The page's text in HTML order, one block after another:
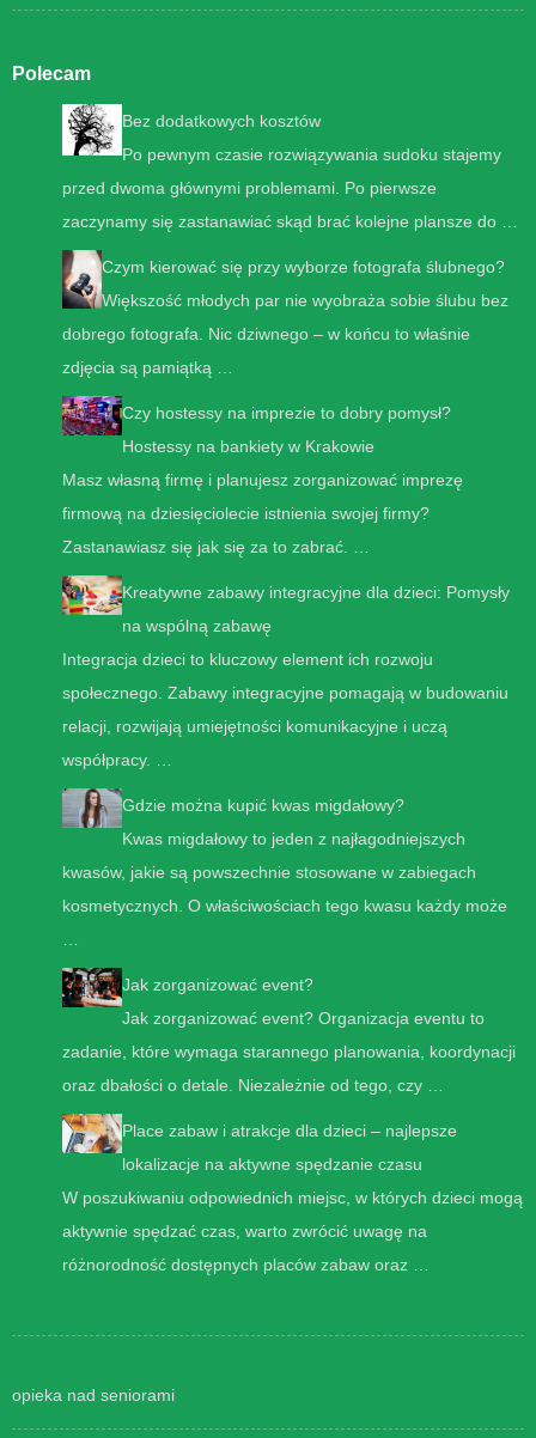
Polecam
Bez dodatkowych kosztów
Po pewnym czasie rozwiązywania sudoku stajemy
przed dwoma głównymi problemami. Po pierwsze
zaczynamy się zastanawiać skąd brać kolejne plansze do …
Czym kierować się przy wyborze fotografa ślubnego?
Większość młodych par nie wyobraża sobie ślubu bez
dobrego fotografa. Nic dziwnego – w końcu to właśnie
zdjęcia są pamiątką …
Czy hostessy na imprezie to dobry pomysł?
Hostessy na bankiety w Krakowie
Masz własną firmę i planujesz zorganizować imprezę
firmową na dziesięciolecie istnienia swojej firmy?
Zastanawiasz się jak się za to zabrać. …
Kreatywne zabawy integracyjne dla dzieci: Pomysły
na wspólną zabawę
Integracja dzieci to kluczowy element ich rozwoju
społecznego. Zabawy integracyjne pomagają w budowaniu
relacji, rozwijają umiejętności komunikacyjne i uczą
współpracy. …
Gdzie można kupić kwas migdałowy?
Kwas migdałowy to jeden z najłagodniejszych
kwasów, jakie są powszechnie stosowane w zabiegach
kosmetycznych. O właściwościach tego kwasu każdy może
Jak zorganizować event?
Jak zorganizować event? Organizacja eventu to
zadanie, które wymaga starannego planowania, koordynacji
oraz dbałości o detale. Niezależnie od tego, czy …
Place zabaw i atrakcje dla dzieci – najlepsze
lokalizacje na aktywne spędzanie czasu
W poszukiwaniu odpowiednich miejsc, w których dzieci mogą
aktywnie spędzać czas, warto zwrócić uwagę na
różnorodność dostępnych placów zabaw oraz …
opieka nad seniorami